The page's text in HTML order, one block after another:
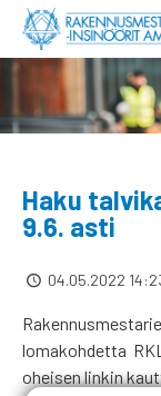
Haku
9.6. asti
04.05.2022
lomakohdetta
oheisen linkin